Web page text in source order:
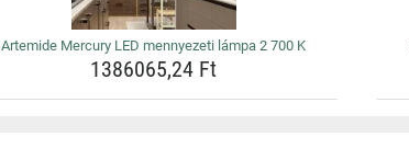
Artemide Mercury LED mennyezeti lámpa 2 700 K
1386065,24 Ft